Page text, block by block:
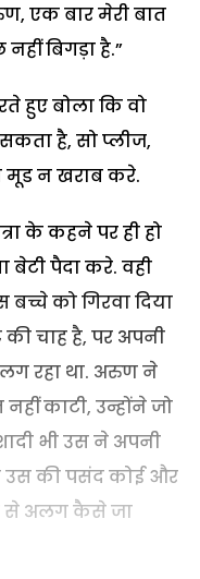
एक बार मेरी बात
बिगड़ा है.”
हुए बोला कि वो
है, सो प्लीज,
मूड न खराब करे.
के कहने पर ही हो
बेटी पैदा करे. वही
बच्चे को गिरवा दिया
चाह है, पर अपनी
लग रहा था. अरुण ने
काटी, उन्होंने जो
भी उस ने अपनी
उस की पसंद कोई और
से अलग कैसे जा